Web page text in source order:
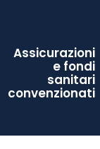
Assicurazioni
e fondi
sanitari
convenzionati